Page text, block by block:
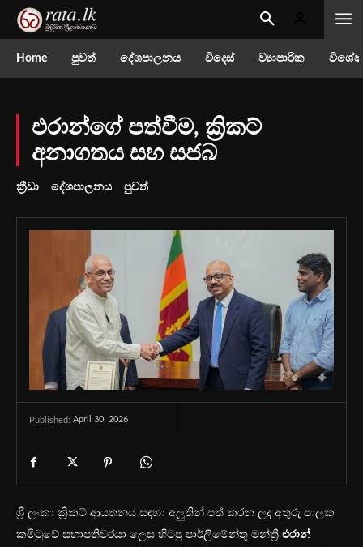
Home පුවත් දේශපාලනය විදෙස් ව්‍යාපාරික
එරාන්ගේ පත්වීම, ක්‍රිකට්
අනාගතය සහ සජබ
ක්‍රීඩා දේශපාලනය පුවත්
Published: April 30, 2026
ශ්‍රී ලංකා ක්‍රිකට් ආයතනය සඳහා අලුතින් පත් කරන ලද අතුරු පාලක
කමිටුවේ සභාපතිවරයා ලෙස හිටපු පාර්ලිමේන්තු මන්ත්‍රී එරාන්